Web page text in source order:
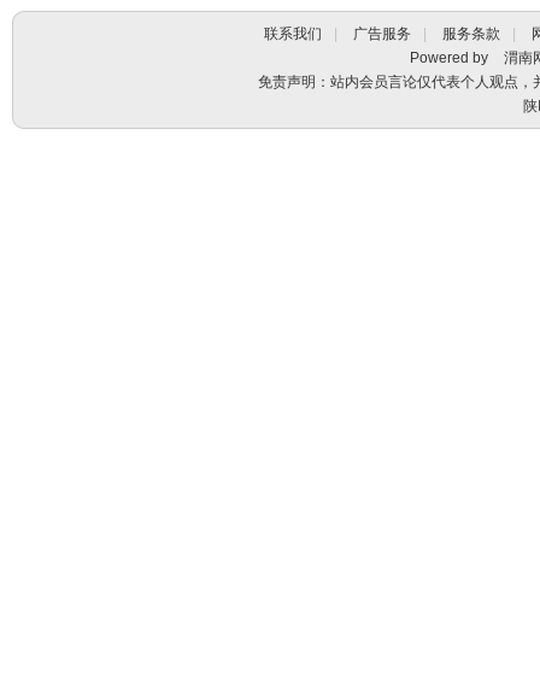
联系我们 广告服务 服务条款
Powered by
渭南
免责声明：站内会员言论仅代表个人观点